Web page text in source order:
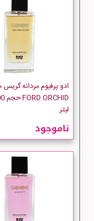
لیتر
ناموجود